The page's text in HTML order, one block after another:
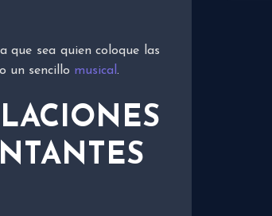
que sea quien coloque las
un sencillo musical .